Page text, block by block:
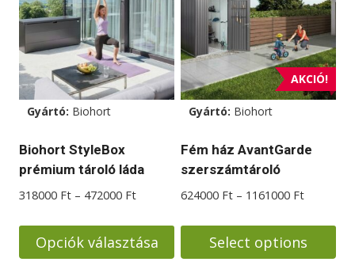
több
variációja
van.
A
változatok
termékoldalon
választhatók
Gyártó: Biohort
Biohort StyleBox
prémium tároló láda
318000 Ft – 472000 FtÁrtartomány:
-
472000 Ft
Opciók választása
AKCIÓ!
Gyártó: Biohort
Fém ház AvantGarde
szerszámtároló
624000 Ft – 1161000 Ft
-
1161000
Select options